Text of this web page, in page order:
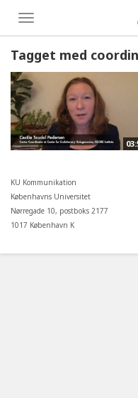
Toggle
menu
Tagget med
KU Kommunikation
Københavns Universitet
Nørregade 10, postboks 2177
1017 København K